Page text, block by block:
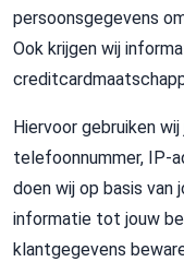
persoonsgegevens
Ook krijgen wij
Hiervoor gebruiken
telefoonnummer, IP-
doen wij op basis van
informatie tot jouw
klantgegevens